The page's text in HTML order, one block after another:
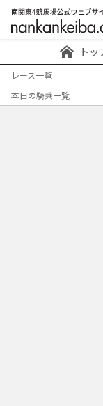
トッ
レース一覧
本日の騎乗一覧